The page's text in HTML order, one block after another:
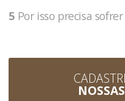
5 Por isso precisa